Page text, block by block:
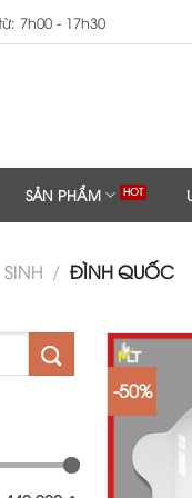
7h00 - 17h30
SẢN PHẨM
SINH / ĐÌNH QUỐC
-50%